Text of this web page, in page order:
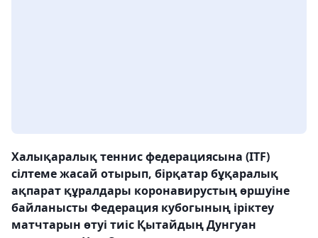
Халықаралық теннис федерациясына (ITF)
сілтеме жасай отырып, бірқатар бұқаралық
ақпарат құралдары коронавирустың өршуіне
байланысты Федерация кубогының іріктеу
матчтарын өтуі тиіс Қытайдың Дунгуан